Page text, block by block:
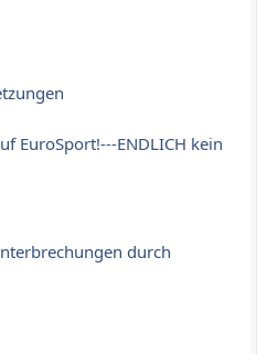
EuroSport!---ENDLICH kein
durch